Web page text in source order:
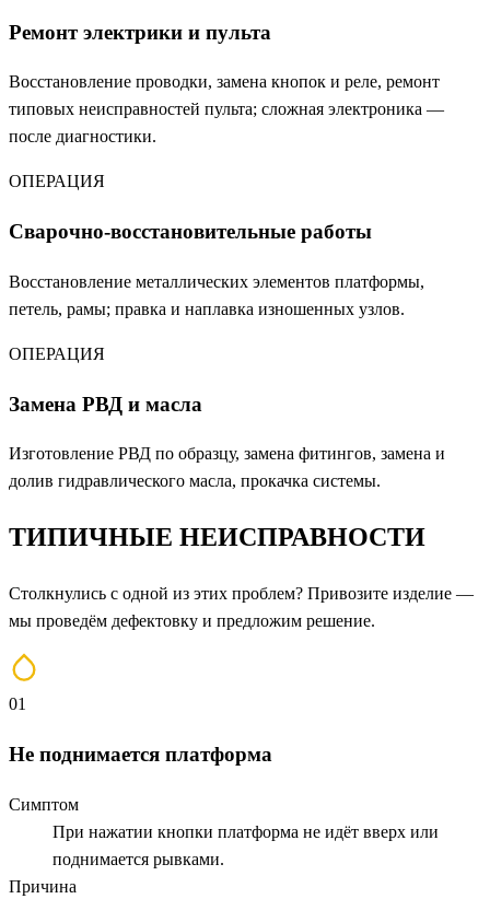
Ремонт электрики и пульта
Восстановление проводки, замена кнопок и реле, ремонт
типовых неисправностей пульта; сложная электроника —
после диагностики.
ОПЕРАЦИЯ
Сварочно-восстановительные работы
Восстановление металлических элементов платформы,
петель, рамы; правка и наплавка изношенных узлов.
ОПЕРАЦИЯ
Замена РВД и масла
Изготовление РВД по образцу, замена фитингов, замена и
долив гидравлического масла, прокачка системы.
ТИПИЧНЫЕ НЕИСПРАВНОСТИ
Столкнулись с одной из этих проблем? Привозите изделие —
мы проведём дефектовку и предложим решение.
01
Не поднимается платформа
Симптом
При нажатии кнопки платформа не идёт вверх или
поднимается рывками.
Причина